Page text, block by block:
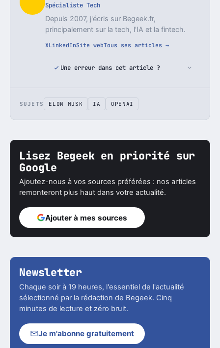
Spécialiste Tech
Depuis 2007, j'écris sur Begeek.fr,
principalement sur la tech, l'IA et la fintech.
XLinkedInSite webTous ses articles →
Une erreur dans cet article ?
SUJETS ELON MUSK IA OPENAI
Lisez Begeek en priorité sur
Google
Ajoutez-nous à vos sources préférées : nos articles
remonteront plus haut dans votre actualité.
Ajouter à mes sources
Newsletter
Chaque soir à 19 heures, l'essentiel de l'actualité
sélectionné par la rédaction de Begeek. Cinq
minutes de lecture et zéro bruit.
Je m'abonne gratuitement